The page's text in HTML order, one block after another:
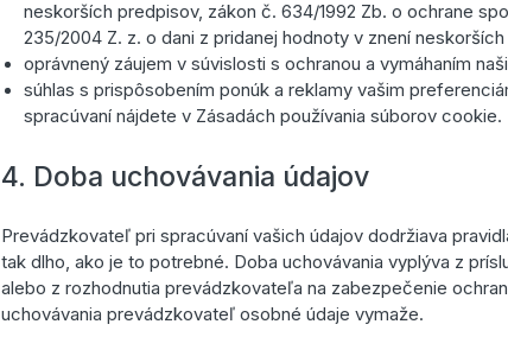
neskorších predpisov, zákon č. 634/1992 Zb. o ochrane
235/2004 Z. z. o dani z pridanej hodnoty v znení
oprávnený záujem v súvislosti s ochranou a vymáhaním
súhlas s prispôsobením ponúk a reklamy vašim
spracúvaní nájdete v Zásadách používania súborov cookie.
4. Doba uchovávania údajov
Prevádzkovateľ pri spracúvaní vašich údajov dodržiava
tak dlho, ako je to potrebné. Doba uchovávania vyplýva z
alebo z rozhodnutia prevádzkovateľa na zabezpečenie
uchovávania prevádzkovateľ osobné údaje vymaže.